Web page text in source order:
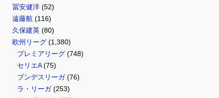
冨安健洋 (52)
遠藤航 (116)
久保建英 (80)
欧州リーグ (1,380)
プレミアリーグ (748)
セリエA(75)
ブンデスリーガ(76)
ラ・リーガ(253)